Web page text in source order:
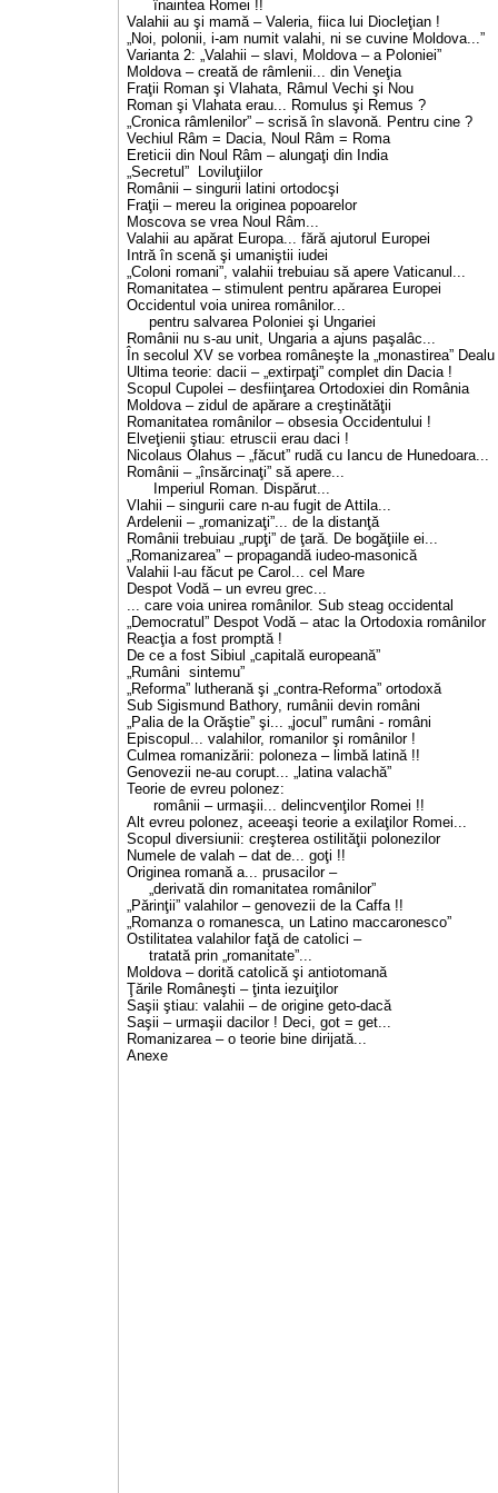
înaintea Romei !!
Valahii au şi mamă – Valeria, fiica lui Diocleţian !
„Noi, polonii, i-am numit valahi, ni se cuvine Moldova...”
Varianta 2: „Valahii – slavi, Moldova – a Poloniei”
Moldova – creată de râmlenii... din Veneţia
Fraţii Roman şi Vlahata, Râmul Vechi şi Nou
Roman şi Vlahata erau... Romulus şi Remus ?
„Cronica râmlenilor” – scrisă în slavonă. Pentru cine ?
Vechiul Râm = Dacia, Noul Râm = Roma
Ereticii din Noul Râm – alungaţi din India
„Secretul” Loviluţiilor
Românii – singurii latini ortodocşi
Fraţii – mereu la originea popoarelor
Moscova se vrea Noul Râm...
Valahii au apărat Europa... fără ajutorul Europei
Intră în scenă şi umaniştii iudei
„Coloni romani”, valahii trebuiau să apere Vaticanul...
Romanitatea – stimulent pentru apărarea Europei
Occidentul voia unirea românilor...
pentru salvarea Poloniei şi Ungariei
Românii nu s-au unit, Ungaria a ajuns paşalâc...
În secolul XV se vorbea româneşte la „monastirea” Dealu
Ultima teorie: dacii – „extirpaţi” complet din Dacia !
Scopul Cupolei – desfiinţarea Ortodoxiei din România
Moldova – zidul de apărare a creştinătăţii
Romanitatea românilor – obsesia Occidentului !
Elveţienii ştiau: etruscii erau daci !
Nicolaus Olahus – „făcut” rudă cu Iancu de Hunedoara...
Românii – „însărcinaţi” să apere...
Imperiul Roman. Dispărut...
Vlahii – singurii care n-au fugit de Attila...
Ardelenii – „romanizaţi”... de la distanţă
Românii trebuiau „rupţi” de ţară. De bogăţiile ei...
„Romanizarea” – propagandă iudeo-masonică
Valahii l-au făcut pe Carol... cel Mare
Despot Vodă – un evreu grec...
... care voia unirea românilor. Sub steag occidental
„Democratul” Despot Vodă – atac la Ortodoxia românilor
Reacţia a fost promptă !
De ce a fost Sibiul „capitală europeană”
„Rumâni sintemu”
„Reforma” lutherană şi „contra-Reforma” ortodoxă
Sub Sigismund Bathory, rumânii devin români
„Palia de la Orăştie” şi... „jocul” rumâni - români
Episcopul... valahilor, romanilor şi românilor !
Culmea romanizării: poloneza – limbă latină !!
Genovezii ne-au corupt... „latina valachă”
Teorie de evreu polonez:
românii – urmaşii... delincvenţilor Romei !!
Alt evreu polonez, aceeaşi teorie a exilaţilor Romei...
Scopul diversiunii: creşterea ostilităţii polonezilor
Numele de valah – dat de... goţi !!
Originea romană a... prusacilor –
„derivată din romanitatea românilor”
„Părinţii” valahilor – genovezii de la Caffa !!
„Romanza o romanesca, un Latino maccaronesco”
Ostilitatea valahilor faţă de catolici –
tratată prin „romanitate”...
Moldova – dorită catolică şi antiotomană
Ţările Româneşti – ţinta iezuiţilor
Saşii ştiau: valahii – de origine geto-dacă
Saşii – urmaşii dacilor ! Deci, got = get...
Romanizarea – o teorie bine dirijată...
Anexe